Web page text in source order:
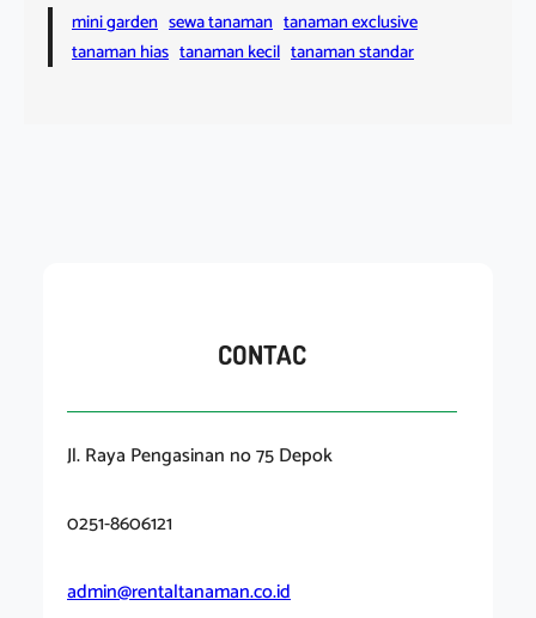
mini garden sewa tanaman tanaman exclusive
tanaman hias tanaman kecil tanaman standar
CONTAC
Jl. Raya Pengasinan no 75 Depok
0251-8606121
admin@rentaltanaman.co.id